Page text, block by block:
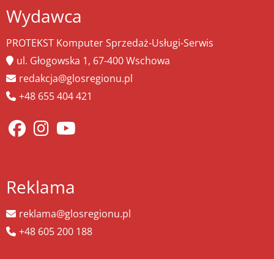
Wydawca
PROTEKST Komputer Sprzedaż-Usługi-Serwis
ul. Głogowska 1, 67-400 Wschowa
redakcja@glosregionu.pl
+48 655 404 421
Reklama
reklama@glosregionu.pl
+48 605 200 188